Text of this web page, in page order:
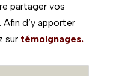
partager vos
d’y apporter
sur témoignages.